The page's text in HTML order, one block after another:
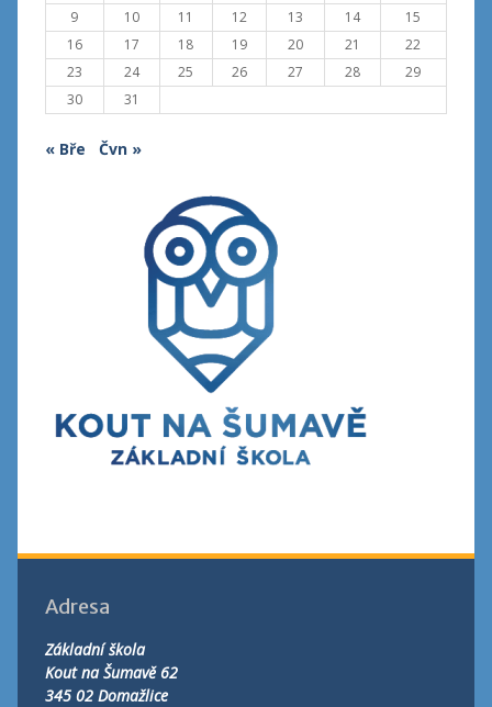
9
10 11 12 13 14
15
16
17 18 19 20 21
22
23
24 25 26 27 28
29
30
31
« Bře Čvn »
Adresa
Základní škola
Kout na Šumavě 62
345 02 Domažlice